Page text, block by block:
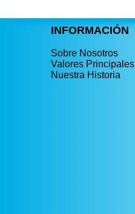
INFORMACIÓN
Sobre Nosotros
Valores Principales
Nuestra Historia